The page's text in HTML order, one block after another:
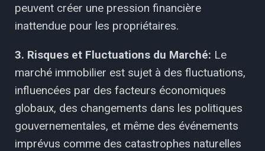
peuvent créer une pression financière
inattendue pour les propriétaires.
3. Risques et Fluctuations du Marché: Le
marché immobilier est sujet à des fluctuations,
influencées par des facteurs économiques
globaux, des changements dans les politiques
gouvernementales, et même des événements
imprévus comme des catastrophes naturelles